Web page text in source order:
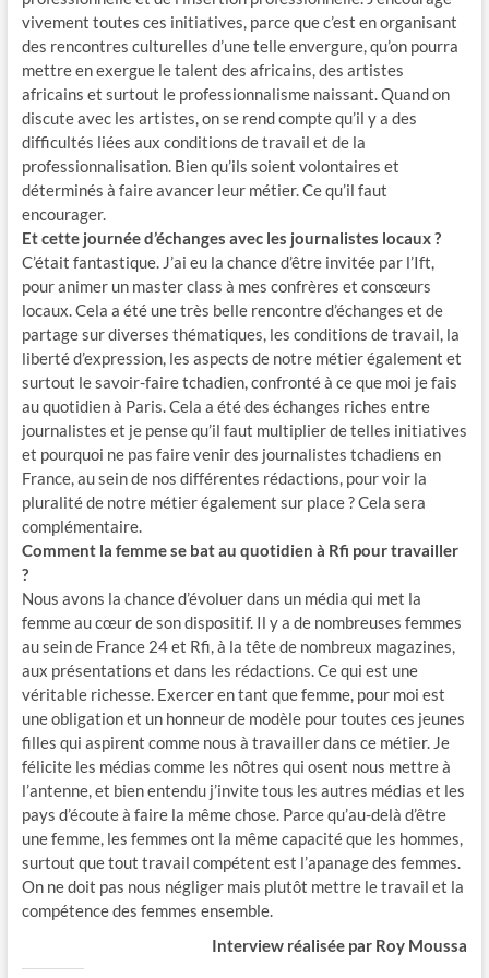
vivement toutes ces initiatives, parce que c’est en organisant
des rencontres culturelles d’une telle envergure, qu’on pourra
mettre en exergue le talent des africains, des artistes
africains et surtout le professionnalisme naissant. Quand on
discute avec les artistes, on se rend compte qu’il y a des
difficultés liées aux conditions de travail et de la
professionnalisation. Bien qu’ils soient volontaires et
déterminés à faire avancer leur métier. Ce qu’il faut
encourager.
Et cette journée d’échanges avec les journalistes locaux ?
C’était fantastique. J’ai eu la chance d’être invitée par l’Ift,
pour animer un master class à mes confrères et consœurs
locaux. Cela a été une très belle rencontre d’échanges et de
partage sur diverses thématiques, les conditions de travail, la
liberté d’expression, les aspects de notre métier également et
surtout le savoir-faire tchadien, confronté à ce que moi je fais
au quotidien à Paris. Cela a été des échanges riches entre
journalistes et je pense qu’il faut multiplier de telles initiatives
et pourquoi ne pas faire venir des journalistes tchadiens en
France, au sein de nos différentes rédactions, pour voir la
pluralité de notre métier également sur place ? Cela sera
complémentaire.
Comment la femme se bat au quotidien à Rfi pour travailler
?
Nous avons la chance d’évoluer dans un média qui met la
femme au cœur de son dispositif. Il y a de nombreuses femmes
au sein de France 24 et Rfi, à la tête de nombreux magazines,
aux présentations et dans les rédactions. Ce qui est une
véritable richesse. Exercer en tant que femme, pour moi est
une obligation et un honneur de modèle pour toutes ces jeunes
filles qui aspirent comme nous à travailler dans ce métier. Je
félicite les médias comme les nôtres qui osent nous mettre à
l’antenne, et bien entendu j’invite tous les autres médias et les
pays d’écoute à faire la même chose. Parce qu’au-delà d’être
une femme, les femmes ont la même capacité que les hommes,
surtout que tout travail compétent est l’apanage des femmes.
On ne doit pas nous négliger mais plutôt mettre le travail et la
compétence des femmes ensemble.
Interview réalisée par Roy Moussa